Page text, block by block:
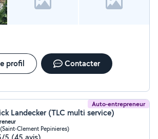
profil Contacter
Auto-entrepreneur
Landecker (TLC multi service)
Clement Pepinieres)